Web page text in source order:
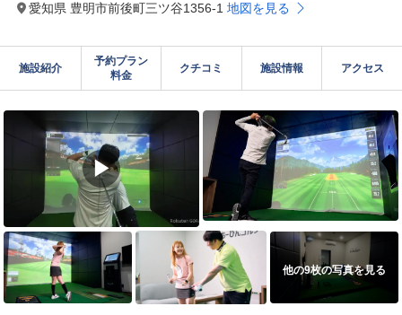
愛知県 豊明市前後町三ツ谷1356-1 地図を見る
施設紹介
予約プラン
料金
クチコミ 施設情報 アクセス
▶
他の9枚の写真を見る